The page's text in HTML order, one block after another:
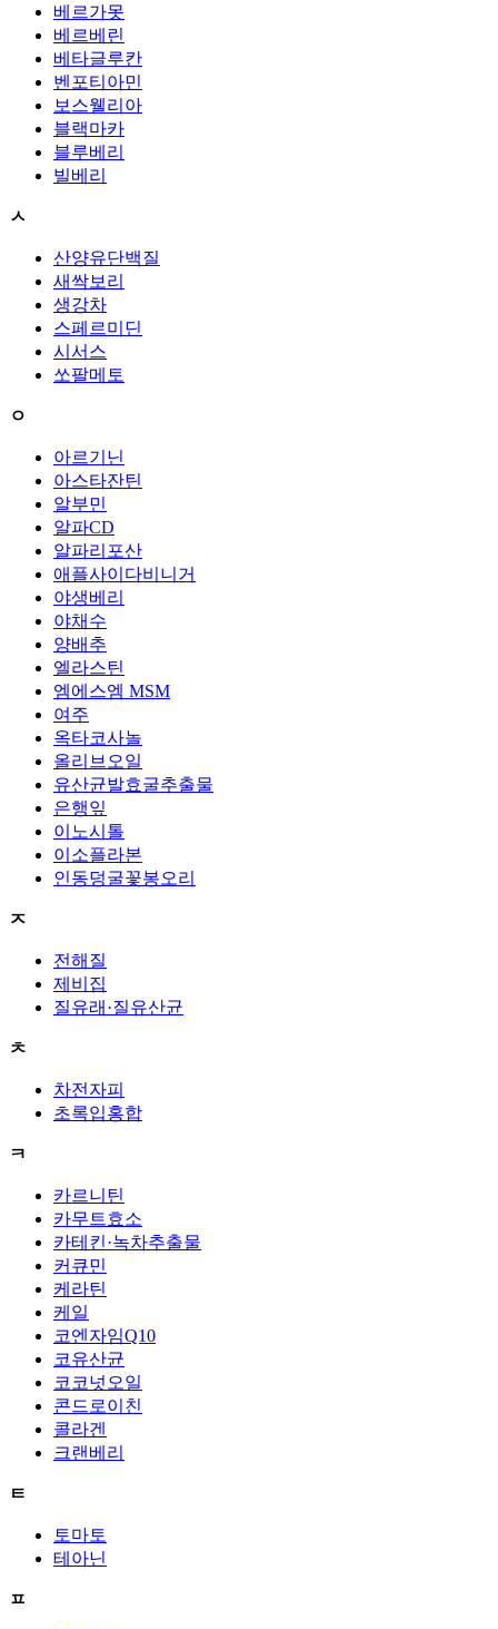
베르가못
베르베린
베타글루칸
벤포티아민
보스웰리아
블랙마카
블루베리
빌베리
ㅅ
산양유단백질
새싹보리
생강차
스페르미딘
시서스
쏘팔메토
ㅇ
아르기닌
아스타잔틴
알부민
알파CD
알파리포산
애플사이다비니거
야생베리
야채수
양배추
엘라스틴
엠에스엠 MSM
여주
옥타코사놀
올리브오일
유산균발효굴추출물
은행잎
이노시톨
이소플라본
인동덩굴꽃봉오리
ㅈ
전해질
제비집
질유래·질유산균
ㅊ
차전자피
초록입홍합
ㅋ
카르니틴
카무트효소
카테킨·녹차추출물
커큐민
케라틴
케일
코엔자임Q10
코유산균
코코넛오일
콘드로이친
콜라겐
크랜베리
ㅌ
토마토
테아닌
ㅍ